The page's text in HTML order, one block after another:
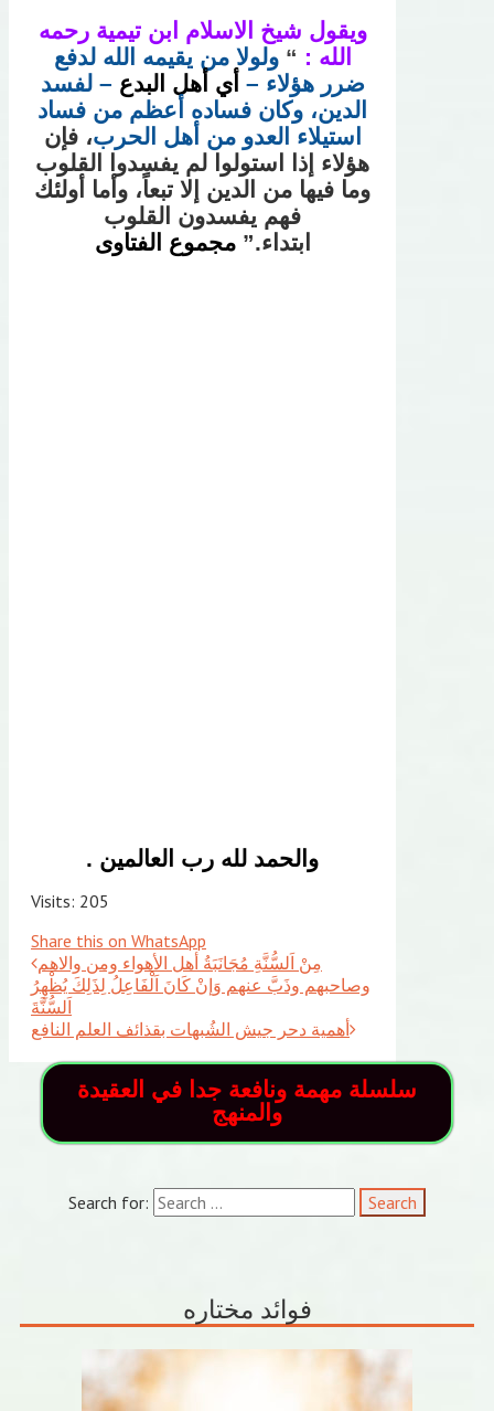
ويقول شيخ الاسلام ابن تيمية رحمه
الله : “ ولولا من يقيمه الله لدفع
ضرر هؤلاء – أي أهل البدع – لفسد
الدين، وكان فساده أعظم من فساد
استيلاء العدو من أهل الحرب، فإن
هؤلاء إذا استولوا لم يفسدوا القلوب
وما فيها من الدين إلا تبعاً، وأما أولئك
فهم يفسدون القلوب
ابتداء.” مجموع الفتاوى
والحمد لله رب العالمين .
Visits: 205
Share this on WhatsApp
مِنْ اَلسُّنَّةِ مُجَانَبَةُ أهل الأهواء ومن والاهم
وصاحبهم وذَبَّ عنهم وَإنْ كَانَ اَلْفَاعِلُ لِذَلِكَ يُظْهِرُ
اَلسُّنَّةَ
أهمية دحر جيش الشُبهات بقذائف العلم النافع
سلسلة مهمة ونافعة جدا في العقيدة
والمنهج
Search for:
فوائد مختاره